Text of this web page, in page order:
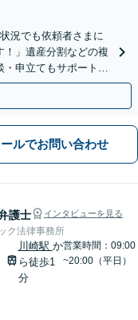
況でも依頼者さまに
！」遺産分割などの複
申立てもサポート。
さい
ールでお問い合わせ
護士 インタビューを見る
ク法律事務所
川崎駅 か
ら徒歩1
分
営業時間：09:00
~20:00（平日）